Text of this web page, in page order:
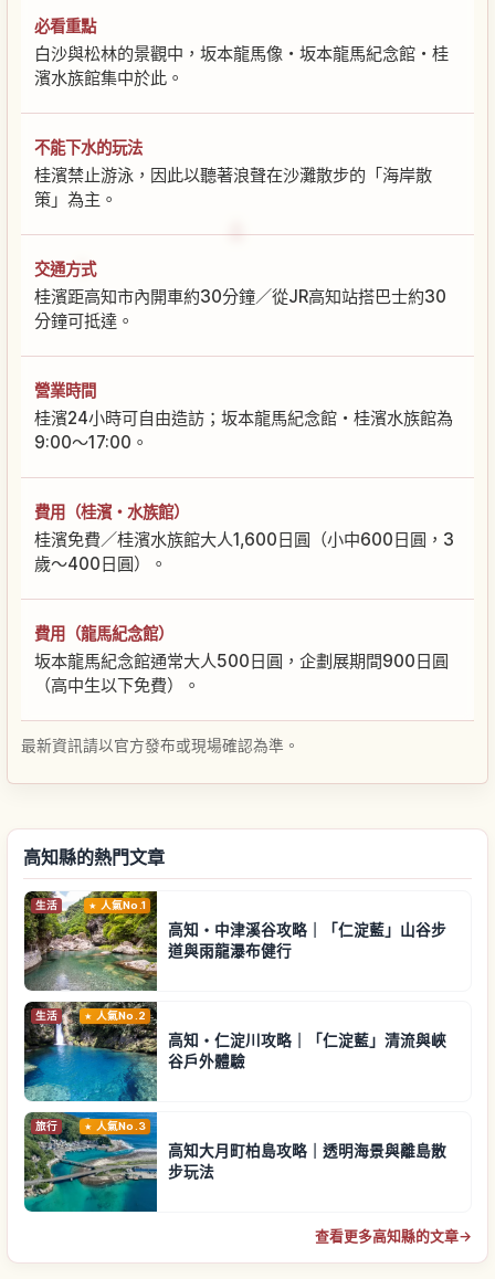
必看重點
白沙與松林的景觀中，坂本龍馬像・坂本龍馬紀念館・桂
濱水族館集中於此。
不能下水的玩法
桂濱禁止游泳，因此以聽著浪聲在沙灘散步的「海岸散
策」為主。
交通方式
桂濱距高知市內開車約30分鐘／從JR高知站搭巴士約30
分鐘可抵達。
營業時間
桂濱24小時可自由造訪；坂本龍馬紀念館・桂濱水族館為
9:00～17:00。
費用（桂濱・水族館）
桂濱免費／桂濱水族館大人1,600日圓（小中600日圓，3
歲～400日圓）。
費用（龍馬紀念館）
坂本龍馬紀念館通常大人500日圓，企劃展期間900日圓
（高中生以下免費）。
最新資訊請以官方發布或現場確認為準。
高知縣的熱門文章
生活 人氣No.1
高知・中津溪谷攻略｜「仁淀藍」山谷步
道與雨龍瀑布健行
生活 人氣No.2
高知・仁淀川攻略｜「仁淀藍」清流與峽
谷戶外體驗
旅行 人氣No.3
高知大月町柏島攻略｜透明海景與離島散
步玩法
查看更多高知縣的文章→